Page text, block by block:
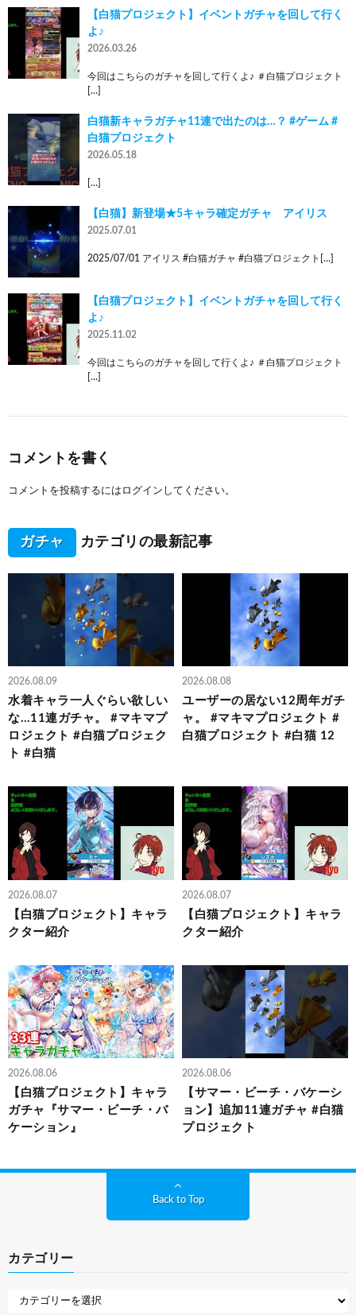
【白猫プロジェクト】イベントガチャを回して行く
よ♪
2026.03.26
今回はこちらのガチャを回して行くよ♪ ＃白猫プロジェクト
[…]
白猫新キャラガチャ11連で出たのは…？ #ゲーム #
白猫プロジェクト
2026.05.18
[…]
【白猫】新登場★5キャラ確定ガチャ アイリス
2025.07.01
2025/07/01 アイリス #白猫ガチャ #白猫プロジェクト[…]
【白猫プロジェクト】イベントガチャを回して行く
よ♪
2025.11.02
今回はこちらのガチャを回して行くよ♪ ＃白猫プロジェクト
[…]
コメントを書く
コメントを投稿するには ログイン してください。
ガチャ カテゴリの最新記事
2026.08.09
水着キャラ一人ぐらい欲しい
な…11連ガチャ。 #マキマプ
ロジェクト #白猫プロジェク
ト #白猫
2026.08.08
ユーザーの居ない12周年ガチ
ャ。 #マキマプロジェクト #
白猫プロジェクト #白猫 12
2026.08.07
【白猫プロジェクト】キャラ
クター紹介
2026.08.07
【白猫プロジェクト】キャラ
クター紹介
2026.08.06
【白猫プロジェクト】キャラ
ガチャ『サマー・ビーチ・バ
ケーション』
2026.08.06
【サマー・ビーチ・バケーシ
ョン】追加11連ガチャ #白猫
プロジェクト
Back to Top
カテゴリー